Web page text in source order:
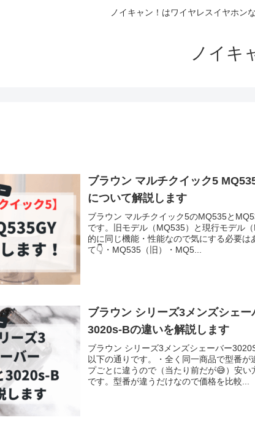
ノイキャン！はワイヤレスイヤホン
ノイキ
ブラウン マルチクイック5
について解説します
ブラウン マルチクイック5のMQ535と
です。旧モデル（MQ535）と現行モデル
的に同じ機能・性能なので気にする必要は
て👇・MQ535（旧）・MQ5...
ブラウン シリーズ3メンズシェー
3020s-Bの違いを解説します
ブラウン シリーズ3メンズシェーバー
以下の通りです。・全く同一商品で型番が
プごとに違うので（当たり前だが😅）安い
です。型番が違うだけなので価格を比較...